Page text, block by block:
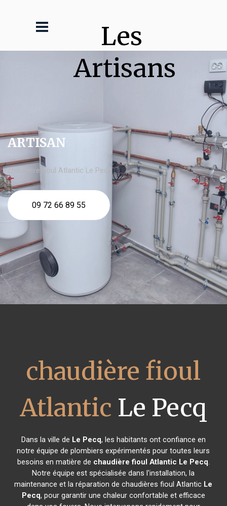
Les
Artisans
ARTISAN
chaudière fioul Atlantic Le Pecq
09 72 66 89 55
chaudière fioul
Atlantic Le Pecq
Dans la ville de Le Pecq, les habitants ont confiance en
notre équipe de plombiers expérimentés pour toutes leurs
besoins en matière de chaudière fioul Atlantic Le Pecq.
Notre équipe est spécialisée dans l'installation, la
maintenance et la réparation de chaudières fioul Atlantic Le
Pecq, pour garantir une chaleur confortable et efficace